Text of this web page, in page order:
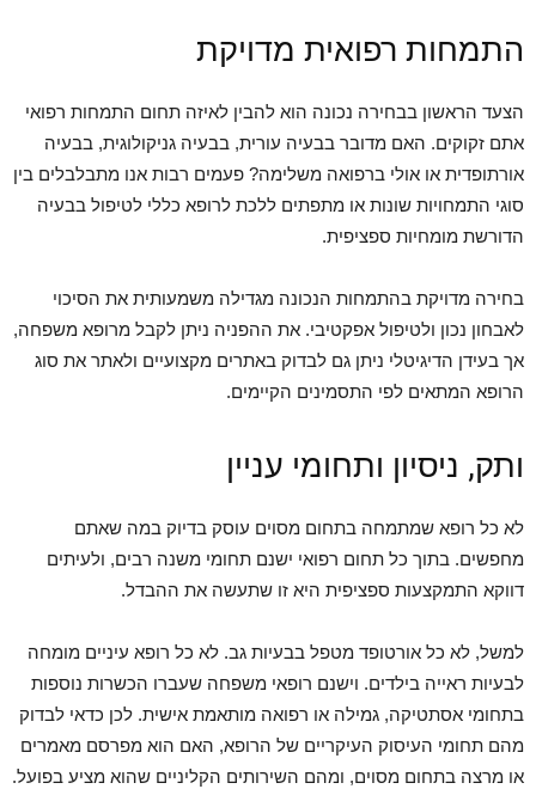
התמחות רפואית מדויקת
הצעד הראשון בבחירה נכונה הוא להבין לאיזה תחום התמחות רפואי
אתם זקוקים. האם מדובר בבעיה עורית, בבעיה גניקולוגית, בבעיה
אורתופדית או אולי ברפואה משלימה? פעמים רבות אנו מתבלבלים בין
סוגי התמחויות שונות או מתפתים ללכת לרופא כללי לטיפול בבעיה
הדורשת מומחיות ספציפית.
בחירה מדויקת בהתמחות הנכונה מגדילה משמעותית את הסיכוי
לאבחון נכון ולטיפול אפקטיבי. את ההפניה ניתן לקבל מרופא משפחה,
אך בעידן הדיגיטלי ניתן גם לבדוק באתרים מקצועיים ולאתר את סוג
הרופא המתאים לפי התסמינים הקיימים.
ותק, ניסיון ותחומי עניין
לא כל רופא שמתמחה בתחום מסוים עוסק בדיוק במה שאתם
מחפשים. בתוך כל תחום רפואי ישנם תחומי משנה רבים, ולעיתים
דווקא התמקצעות ספציפית היא זו שתעשה את ההבדל.
למשל, לא כל אורטופד מטפל בבעיות גב. לא כל רופא עיניים מומחה
לבעיות ראייה בילדים. וישנם רופאי משפחה שעברו הכשרות נוספות
בתחומי אסתטיקה, גמילה או רפואה מותאמת אישית. לכן כדאי לבדוק
מהם תחומי העיסוק העיקריים של הרופא, האם הוא מפרסם מאמרים
או מרצה בתחום מסוים, ומהם השירותים הקליניים שהוא מציע בפועל.